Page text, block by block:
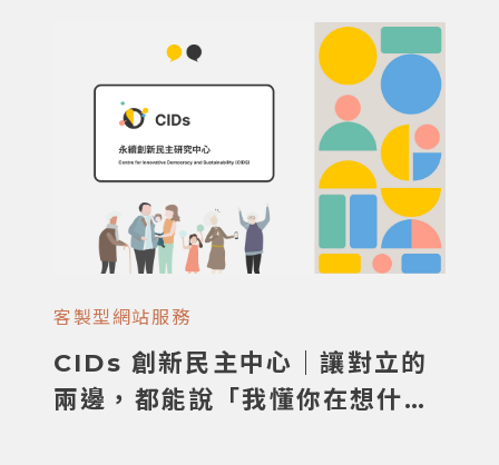
客製型網站服務
CIDs 創新民主中心｜讓對立的
兩邊，都能說「我懂你在想什